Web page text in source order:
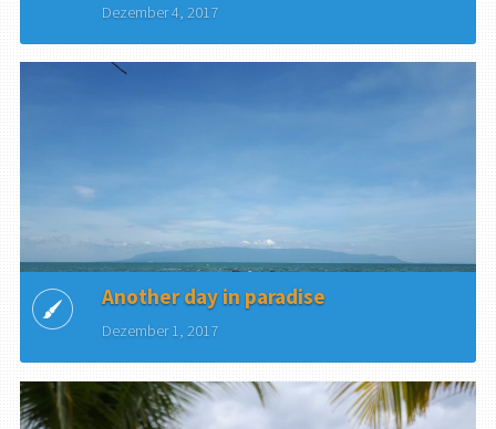
Dezember 4, 2017
Another day in paradise
Dezember 1, 2017